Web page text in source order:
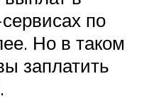
по
Но в таком
заплатить